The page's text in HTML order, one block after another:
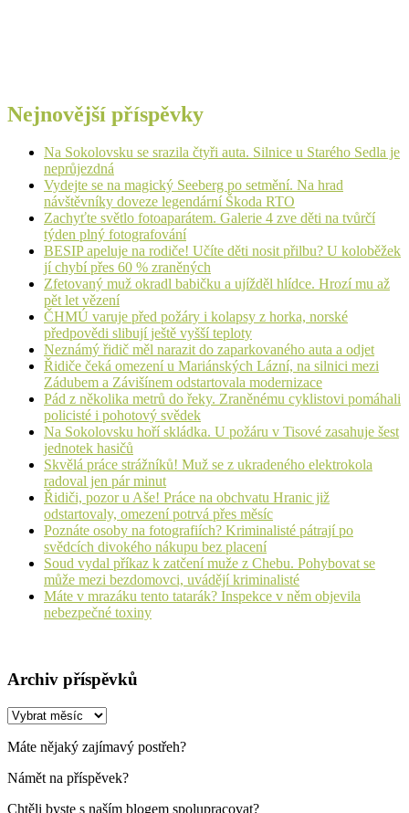
Nejnovější příspěvky
Na Sokolovsku se srazila čtyři auta. Silnice u Starého Sedla je
neprůjezdná
Vydejte se na magický Seeberg po setmění. Na hrad
návštěvníky doveze legendární Škoda RTO
Zachyťte světlo fotoaparátem. Galerie 4 zve děti na tvůrčí
týden plný fotografování
BESIP apeluje na rodiče! Učíte děti nosit přilbu? U koloběžek
jí chybí přes 60 % zraněných
Zfetovaný muž okradl babičku a ujížděl hlídce. Hrozí mu až
pět let vězení
ČHMÚ varuje před požáry i kolapsy z horka, norské
předpovědi slibují ještě vyšší teploty
Neznámý řidič měl narazit do zaparkovaného auta a odjet
Řidiče čeká omezení u Mariánských Lázní, na silnici mezi
Zádubem a Závišínem odstartovala modernizace
Pád z několika metrů do řeky. Zraněnému cyklistovi pomáhali
policisté i pohotový svědek
Na Sokolovsku hoří skládka. U požáru v Tisové zasahuje šest
jednotek hasičů
Skvělá práce strážníků! Muž se z ukradeného elektrokola
radoval jen pár minut
Řidiči, pozor u Aše! Práce na obchvatu Hranic již
odstartovaly, omezení potrvá přes měsíc
Poznáte osoby na fotografiích? Kriminalisté pátrají po
svědcích divokého nákupu bez placení
Soud vydal příkaz k zatčení muže z Chebu. Pohybovat se
může mezi bezdomovci, uvádějí kriminalisté
Máte v mrazáku tento tatarák? Inspekce v něm objevila
nebezpečné toxiny
Archiv příspěvků
Archiv
Máte nějaký zajímavý postřeh?
Námět na příspěvek?
Chtěli byste s naším blogem spolupracovat?